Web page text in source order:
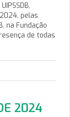
pelas
na Fundação
de todas
2024